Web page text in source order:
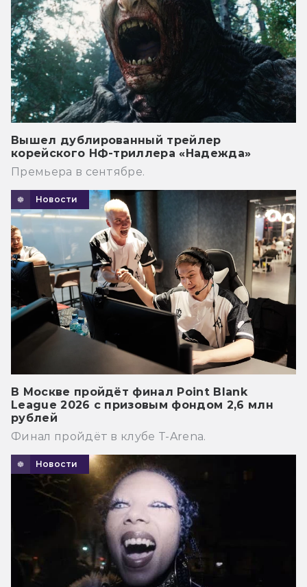
Вышел дублированный трейлер
корейского НФ-триллера «Надежда»
Премьера в сентябре.
Новости
В Москве пройдёт финал Point Blank
League 2026 с призовым фондом 2,6 млн
рублей
Финал пройдёт в клубе T-Arena.
Новости